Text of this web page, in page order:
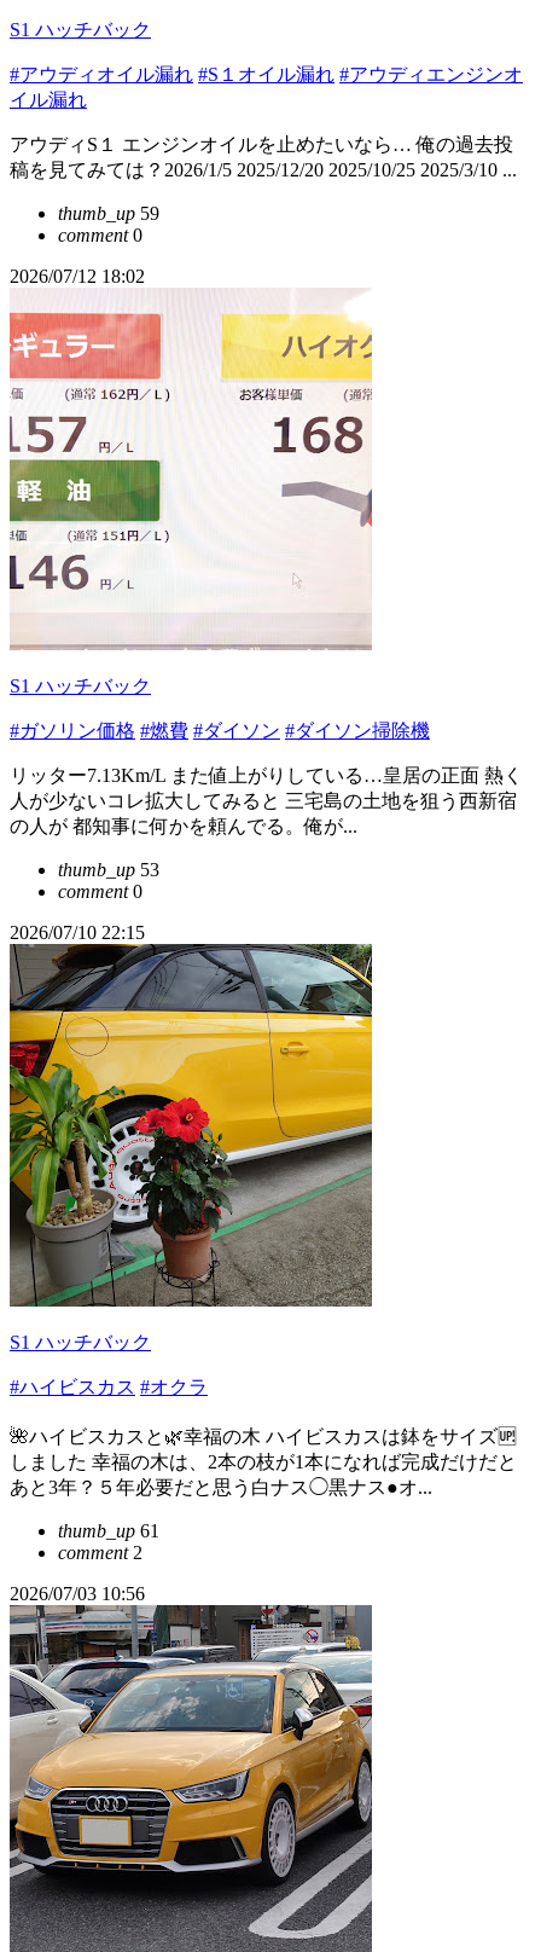
S1 ハッチバック
#アウディオイル漏れ #S１オイル漏れ #アウディエンジンオ
イル漏れ
アウディS１ エンジンオイルを止めたいなら… 俺の過去投
稿を見てみては？2026/1/5 2025/12/20 2025/10/25 2025/3/10 ...
thumb_up 59
comment0
2026/07/12 18:02
S1 ハッチバック
#ガソリン価格 #燃費 #ダイソン #ダイソン掃除機
リッター7.13Km/L また値上がりしている…皇居の正面 熱く
人が少ないコレ拡大してみると 三宅島の土地を狙う西新宿
の人が 都知事に何かを頼んでる。俺が...
thumb_up 53
comment0
2026/07/10 22:15
S1 ハッチバック
#ハイビスカス #オクラ
🌺ハイビスカスと🌿幸福の木 ハイビスカスは鉢をサイズ🆙
しました 幸福の木は、2本の枝が1本になれば完成だけだと
あと3年？５年必要だと思う白ナス◯黒ナス●オ...
thumb_up 61
comment2
2026/07/03 10:56